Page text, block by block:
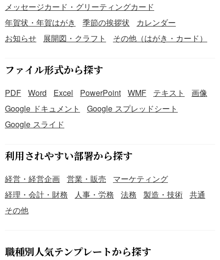
メッセージカード・グリーティングカード
年賀状・年賀はがき
季節の挨拶状
カレンダー
お知らせ
展開図・クラフト その他（はがき・カード）
ファイル形式から探す
PDF Word Excel PowerPoint WMF テキスト
画像
Google ドキュメント
Google スプレッドシート
Google スライド
利用されやすい部署から探す
経営・経営企画 営業・販売
マーケティング
経理・会計・財務
人事・労務 法務 製造・技術
共通
その他
職種別人気テンプレートから探す